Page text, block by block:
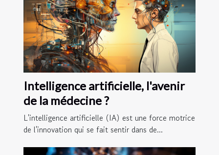
Intelligence artificielle, l'avenir
de la médecine ?
L'intelligence artificielle (IA) est une force motrice
de l'innovation qui se fait sentir dans de...